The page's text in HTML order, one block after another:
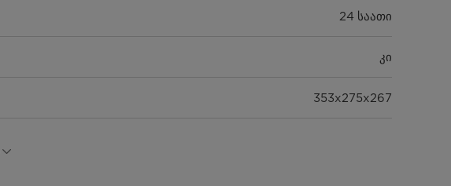
24 საათი
კი
353x275x267